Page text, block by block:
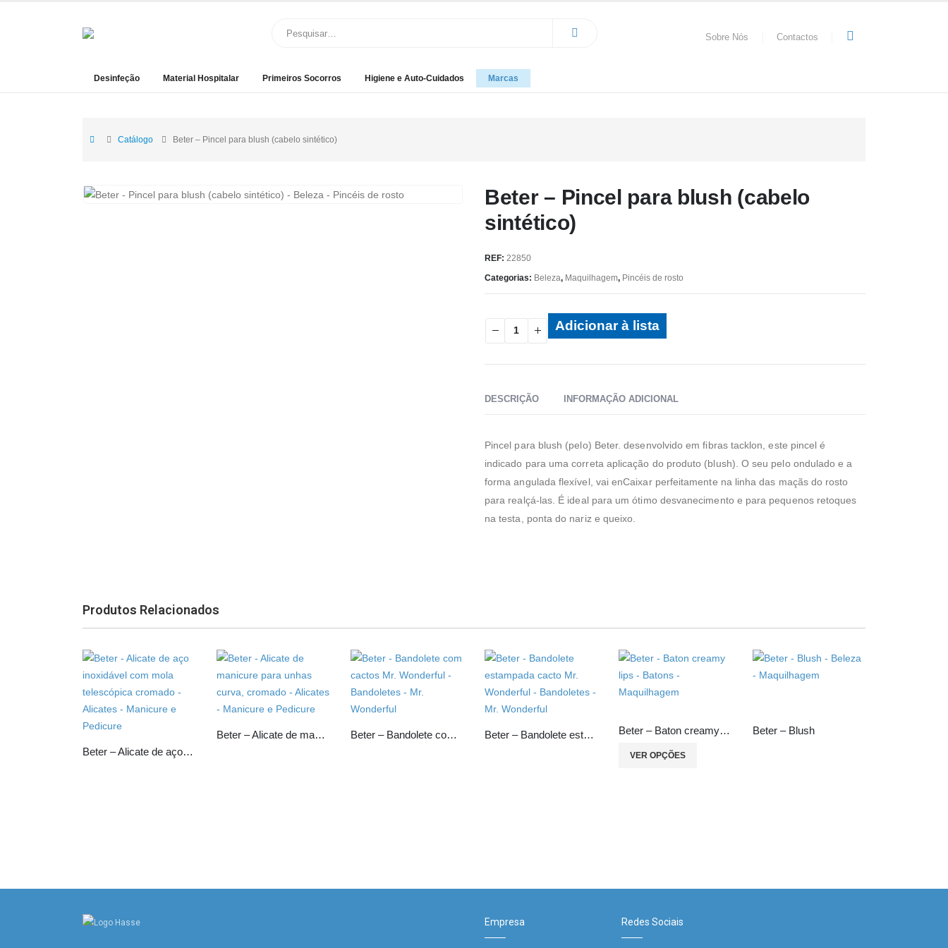
Sobre Nós Contactos
Desinfeção Material Hospitalar Primeiros Socorros Higiene e Auto-Cuidados Marcas
Catálogo Beter – Pincel para blush (cabelo sintético)
Beter – Pincel para blush (cabelo
sintético)
REF: 22850
Categorias: Beleza, Maquilhagem, Pincéis de rosto
Adicionar à lista
DESCRIÇÃO INFORMAÇÃO ADICIONAL
Pincel para blush (pelo) Beter. desenvolvido em fibras tacklon, este pincel é
indicado para uma correta aplicação do produto (blush). O seu pelo ondulado e a
forma angulada flexível, vai enCaixar perfeitamente na linha das maçãs do rosto
para realçá-las. É ideal para um ótimo desvanecimento e para pequenos retoques
na testa, ponta do nariz e queixo.
Produtos Relacionados
Beter – Alicate de aço inoxidável com mola telescópica cromado
Beter – Alicate de manicure para unhas curva, cromado Beter – Bandolete com cactos Mr. Wonderful Beter – Bandolete estampada cacto Mr. Wonderful Beter – Baton creamy lips
VER OPÇÕES
Beter – Blush
Empresa Redes Sociais